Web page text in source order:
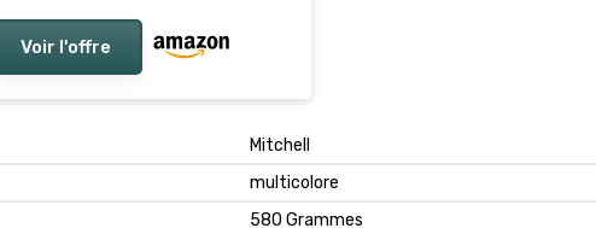
Voir l'offre
Mitchell
multicolore
580 Grammes